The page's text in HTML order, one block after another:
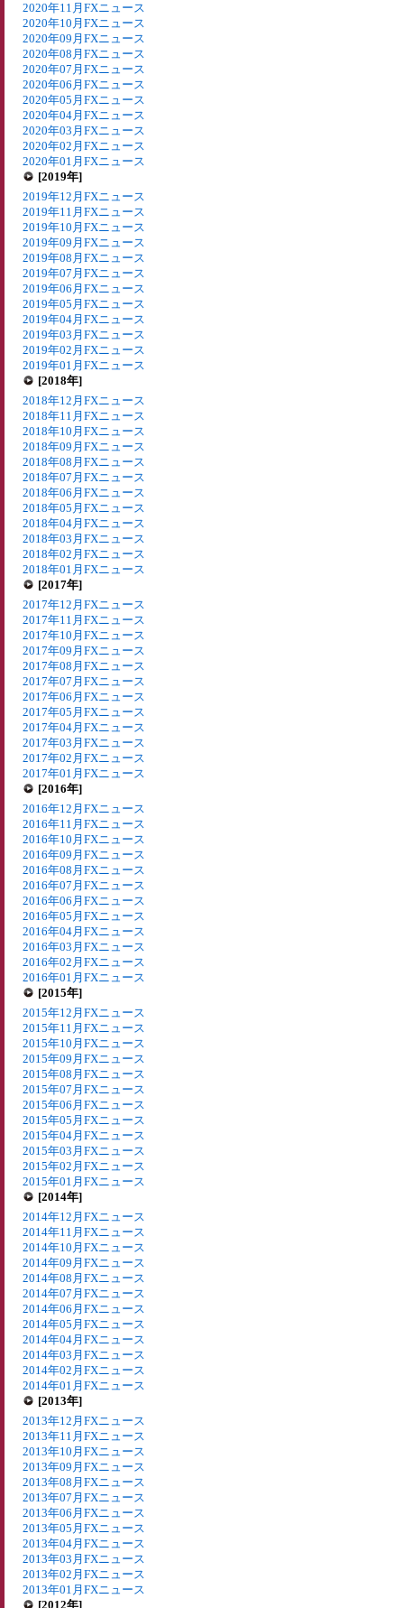
2020年11月FXニュース
2020年10月FXニュース
2020年09月FXニュース
2020年08月FXニュース
2020年07月FXニュース
2020年06月FXニュース
2020年05月FXニュース
2020年04月FXニュース
2020年03月FXニュース
2020年02月FXニュース
2020年01月FXニュース
[2019年]
2019年12月FXニュース
2019年11月FXニュース
2019年10月FXニュース
2019年09月FXニュース
2019年08月FXニュース
2019年07月FXニュース
2019年06月FXニュース
2019年05月FXニュース
2019年04月FXニュース
2019年03月FXニュース
2019年02月FXニュース
2019年01月FXニュース
[2018年]
2018年12月FXニュース
2018年11月FXニュース
2018年10月FXニュース
2018年09月FXニュース
2018年08月FXニュース
2018年07月FXニュース
2018年06月FXニュース
2018年05月FXニュース
2018年04月FXニュース
2018年03月FXニュース
2018年02月FXニュース
2018年01月FXニュース
[2017年]
2017年12月FXニュース
2017年11月FXニュース
2017年10月FXニュース
2017年09月FXニュース
2017年08月FXニュース
2017年07月FXニュース
2017年06月FXニュース
2017年05月FXニュース
2017年04月FXニュース
2017年03月FXニュース
2017年02月FXニュース
2017年01月FXニュース
[2016年]
2016年12月FXニュース
2016年11月FXニュース
2016年10月FXニュース
2016年09月FXニュース
2016年08月FXニュース
2016年07月FXニュース
2016年06月FXニュース
2016年05月FXニュース
2016年04月FXニュース
2016年03月FXニュース
2016年02月FXニュース
2016年01月FXニュース
[2015年]
2015年12月FXニュース
2015年11月FXニュース
2015年10月FXニュース
2015年09月FXニュース
2015年08月FXニュース
2015年07月FXニュース
2015年06月FXニュース
2015年05月FXニュース
2015年04月FXニュース
2015年03月FXニュース
2015年02月FXニュース
2015年01月FXニュース
[2014年]
2014年12月FXニュース
2014年11月FXニュース
2014年10月FXニュース
2014年09月FXニュース
2014年08月FXニュース
2014年07月FXニュース
2014年06月FXニュース
2014年05月FXニュース
2014年04月FXニュース
2014年03月FXニュース
2014年02月FXニュース
2014年01月FXニュース
[2013年]
2013年12月FXニュース
2013年11月FXニュース
2013年10月FXニュース
2013年09月FXニュース
2013年08月FXニュース
2013年07月FXニュース
2013年06月FXニュース
2013年05月FXニュース
2013年04月FXニュース
2013年03月FXニュース
2013年02月FXニュース
2013年01月FXニュース
[2012年]